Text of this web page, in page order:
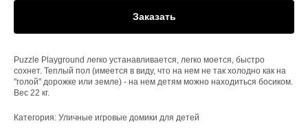
Заказать
Puzzle Playground легко устанавливается, легко моется, быстро
сохнет. Теплый пол (имеется в виду, что на нем не так холодно как на
"голой" дорожке или земле) - на нем детям можно находиться босиком.
Вес 22 кг.
Категория: Уличные игровые домики для детей